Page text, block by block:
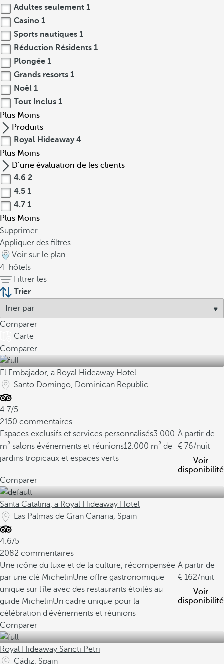
Adultes seulement 1
Casino 1
Sports nautiques 1
Réduction Résidents 1
Plongée 1
Grands resorts 1
Noël 1
Tout Inclus 1
Plus Moins
Produits
Royal Hideaway 4
Plus Moins
D’une évaluation de les clients
4.6 2
4.5 1
4.7 1
Plus Moins
Supprimer
Appliquer des filtres
Voir sur le plan
4
hôtels
Filtrer les
Trier
Comparer
Carte
Comparer
El Embajador, a Royal Hideaway Hotel
Santo Domingo, Dominican Republic
4.7/5
2150 commentaires
Espaces exclusifs et services personnalisés3.000
m² salons événements et réunions12.000 m² de
jardins tropicaux et espaces verts
À partir de
76/nuit
Voir
disponibilité
Comparer
Santa Catalina, a Royal Hideaway Hotel
Las Palmas de Gran Canaria, Spain
4.6/5
2082 commentaires
Une icône du luxe et de la culture, récompensée
par une clé MichelinUne offre gastronomique
unique sur l'île avec des restaurants étoilés au
guide MichelinUn cadre unique pour la
célébration d'évènements et réunions
À partir de
162/nuit
Voir
disponibilité
Comparer
Royal Hideaway Sancti Petri
Cádiz, Spain